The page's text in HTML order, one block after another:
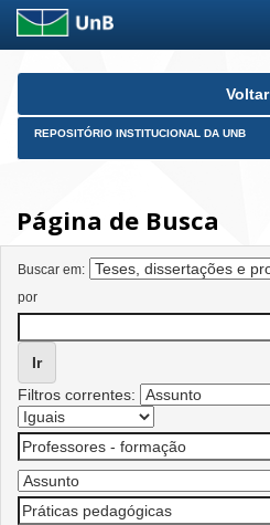
Skip
Voltar
REPOSITÓRIO INSTITUCIONAL DA UNB
Página de Busca
Buscar em:
por
Filtros correntes: